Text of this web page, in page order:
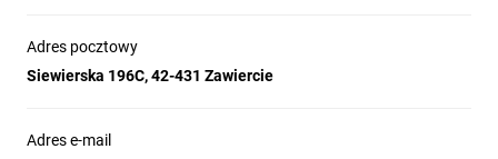
Adres pocztowy
Siewierska 196C, 42-431 Zawiercie
Adres e-mail